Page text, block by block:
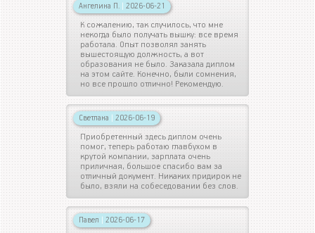
Ангелина П. | 2026-06-21
К сожалению, так случилось, что мне
некогда было получать вышку: все время
работала. Опыт позволял занять
вышестоящую должность, а вот
образования не было. Заказала диплом
на этом сайте. Конечно, были сомнения,
но все прошло отлично! Рекомендую.
Светлана | 2026-06-19
Приобретенный здесь диплом очень
помог, теперь работаю главбухом в
крутой компании, зарплата очень
приличная, большое спасибо вам за
отличный документ. Никаких придирок не
было, взяли на собеседовании без слов.
Павел | 2026-06-17